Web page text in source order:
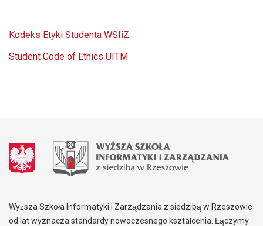
Kodeks Etyki Studenta WSIiZ
Student Code of Ethics UITM
Wyższa Szkoła Informatyki i Zarządzania z siedzibą w Rzeszowie
od lat wyznacza standardy nowoczesnego kształcenia. Łączymy